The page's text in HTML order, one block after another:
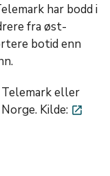
har bodd i
fra øst-
botid enn
eller
Kilde: launch